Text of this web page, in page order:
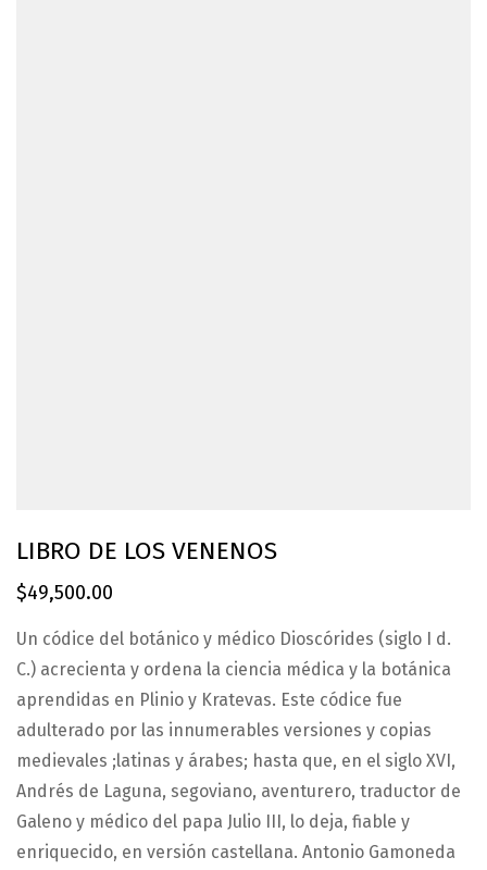
LIBRO DE LOS VENENOS
$49,500.00
Un códice del botánico y médico Dioscórides (siglo I d.
C.) acrecienta y ordena la ciencia médica y la botánica
aprendidas en Plinio y Kratevas. Este códice fue
adulterado por las innumerables versiones y copias
medievales ;latinas y árabes; hasta que, en el siglo XVI,
Andrés de Laguna, segoviano, aventurero, traductor de
Galeno y médico del papa Julio III, lo deja, fiable y
enriquecido, en versión castellana. Antonio Gamoneda